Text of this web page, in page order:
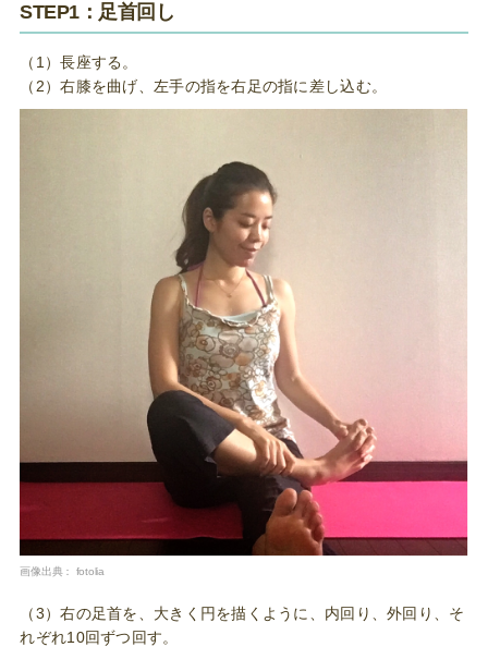
STEP1：足首回し
（1）長座する。
（2）右膝を曲げ、左手の指を右足の指に差し込む。
画像出典： fotolia
（3）右の足首を、大きく円を描くように、内回り、外回り、そ
れぞれ10回ずつ回す。